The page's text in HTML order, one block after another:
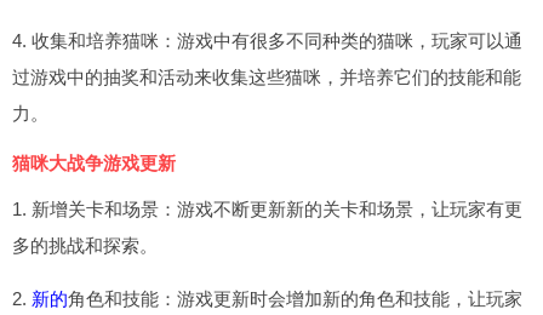
4. 收集和培养猫咪：游戏中有很多不同种类的猫咪，玩家可以通
过游戏中的抽奖和活动来收集这些猫咪，并培养它们的技能和能
力。
猫咪大战争游戏更新
1. 新增关卡和场景：游戏不断更新新的关卡和场景，让玩家有更
多的挑战和探索。
2. 新的角色和技能：游戏更新时会增加新的角色和技能，让玩家